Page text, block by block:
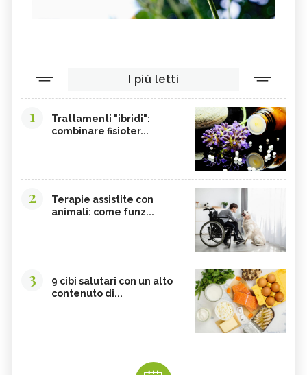
I più letti
1
Trattamenti "ibridi":
combinare fisioter...
2
Terapie assistite con
animali: come funz...
3
9 cibi salutari con un alto
contenuto di...